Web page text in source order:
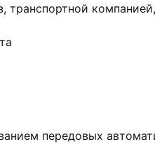
транспортной
передовых